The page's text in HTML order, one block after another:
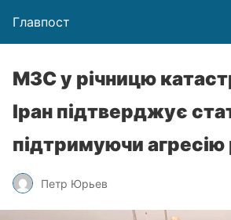
Главпост
МЗС у річницю
Іран підтверджує
підтримуючи
Петр Юрьев